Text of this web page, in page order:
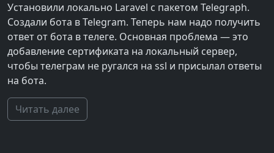
Установили локально Laravel с пакетом Telegraph.
Создали бота в Telegram. Теперь нам надо получить
ответ от бота в телеге. Основная проблема — это
добавление сертификата на локальный сервер,
чтобы телеграм не ругался на ssl и присылал ответы
на бота.
Читать далее